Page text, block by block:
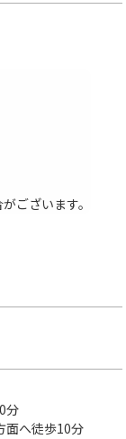
ございます。
分
面へ徒歩10分